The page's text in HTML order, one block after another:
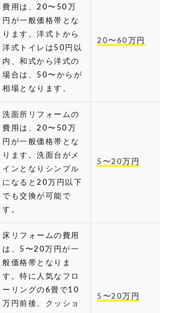
費用は、20〜50万
円が一般価格帯とな
ります。洋式トから
洋式トイレは50円以
内、和式から洋式の
場合は、50〜からが
相場となります。
20〜60万円
洗面所リフォームの
費用は、20〜50万
円が一般価格帯とな
ります。洗面台がメ
インとなりシンプル
になると20万円以下
でも交換が可能で
す。
5〜20万円
床リフォームの費用
は、5〜20万円が一
般価格帯となりま
す。特に人気なフロ
ーリングの6畳で10
万円前後、クッショ
5〜20万円